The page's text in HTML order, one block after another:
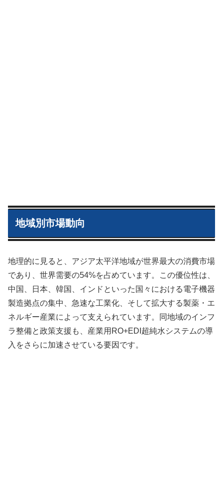
地域別市場動向
地理的に見ると、アジア太平洋地域が世界最大の消費市場
であり、世界需要の54%を占めています。この優位性は、
中国、日本、韓国、インドといった国々における電子機器
製造拠点の集中、急速な工業化、そして拡大する製薬・エ
ネルギー産業によって支えられています。同地域のインフ
ラ整備と政策支援も、産業用RO+EDI超純水システムの導
入をさらに加速させている要因です。